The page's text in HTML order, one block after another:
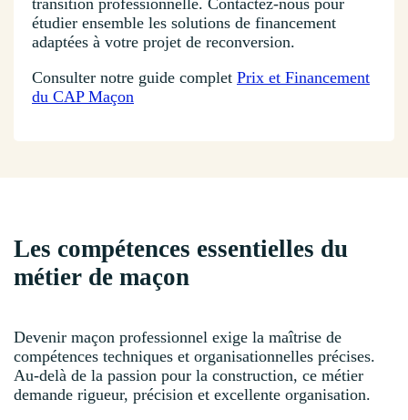
transition professionnelle. Contactez-nous pour
étudier ensemble les solutions de financement
adaptées à votre projet de reconversion.
Consulter notre guide complet Prix et Financement
du CAP Maçon
Les compétences essentielles du
métier de maçon
Devenir maçon professionnel exige la maîtrise de
compétences techniques et organisationnelles précises.
Au-delà de la passion pour la construction, ce métier
demande rigueur, précision et excellente organisation.